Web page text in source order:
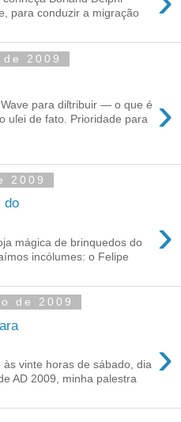
para conduzir a migração
2009
›
para diſtribuir — o que é
uſei de fato. Prioridade para
2009
do
›
mágica de brinquedos do
incólumes: o Felipe
de 2009
›
vinte horas de sábado, dia
AD 2009, minha palestra